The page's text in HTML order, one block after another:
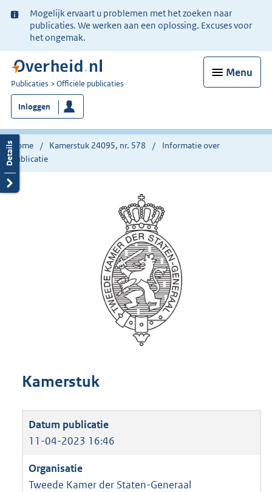
Ter
informatie:
Mogelijk ervaart u problemen met het zoeken naar
publicaties. We werken aan een oplossing. Excuses voor
het ongemak.
Menu
U
bent
nu
hier:
Publicaties Officiële publicaties
Inloggen
Home Kamerstuk 24095, nr. 578
Informatie over
publicatie
Kamerstuk
11-04-2023 16:46
Tweede Kamer der Staten-Generaal